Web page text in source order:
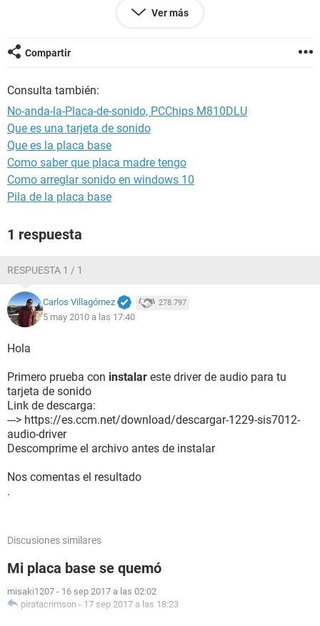
--------[ Resumen ]------------------------------------------------------------------------------
Ordenador:
Sistema operativo Microsoft Windows XP Professional
Service Pack del Sistema Operativo Service Pack 3
DirectX 4.09.00.0904 (DirectX 9.0c)
Nombre del sistema USU-
Nombre de usuario CLient
Placa base:
Nombre de la Placa Base PCChips M810DLU (2 PCI, 1 CNR,
Memoria del Sistema 224 MB (PC2100 DDR SDRAM)
Tipo de BIOS AMI (04/22/03)
Puerto de comunicación Puerto de comunicaciones (COM1)
Puerto de comunicación Puerto de impresora ECP (LPT1)
Monitor:
Acelerador 3D SiS 315 Integrated
Monitor Monitor Plug and Play [NoDB] (110016843009)
Multimedia:
Tarjeta de sonido SiS 7012 Audio Device
Controlador IDE Controladora SiS PCI IDE
Disquetera de 3 1/2 Unidad de disquete
Particiones:
C: (NTFS) 9789 MB (82 MB libre)
D: (FAT32) 9278 MB (8895 MB libre)
Tamaño total 19067 MB (8977 MB libre)
Ver más
Compartir
Consulta también:
No-anda-la-Placa-de-sonido, PCChips M810DLU
Que es una tarjeta de sonido
Que es la placa base
Como saber que placa madre tengo
Como arreglar sonido en windows 10
Pila de la placa base
1 respuesta
RESPUESTA 1 / 1
Carlos Villagómez 278.797
5 may 2010 a las 17:40
Hola
Primero prueba con instalar este driver de audio para tu
tarjeta de sonido
Link de descarga:
---> https://es.ccm.net/download/descargar-1229-sis7012-
audio-driver
Descomprime el archivo antes de instalar
Nos comentas el resultado
.
Discusiones similares
Mi placa base se quemó
misaki1207 - 16 sep 2017 a las 02:02
piratacrimson - 17 sep 2017 a las 18:23